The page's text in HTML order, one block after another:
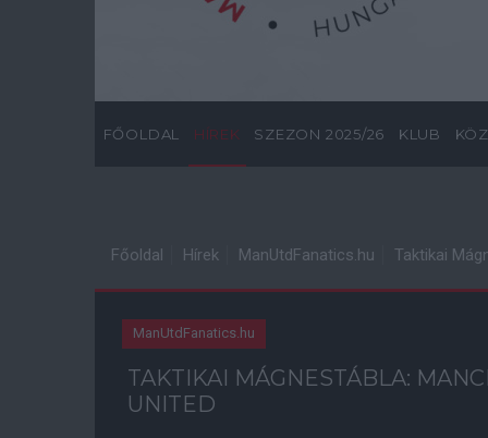
FŐOLDAL HÍREK SZEZON 2025/26 KLUB
Főoldal Hírek ManUtdFanatics.hu Taktikai
ManUtdFanatics.hu
TAKTIKAI MÁGNESTÁBLA:
UNITED